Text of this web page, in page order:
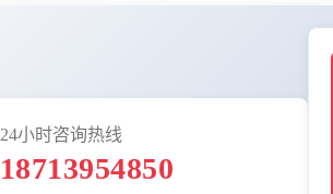
24小时咨询热线
18713954850